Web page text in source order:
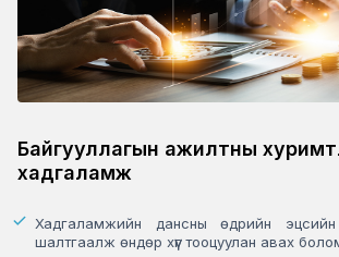
Байгууллагын ажилтны
хадгаламж
Хадгаламжийн дансны өдрийн эцсийн
шалтгаалж өндөр хүүг тооцуулан авах